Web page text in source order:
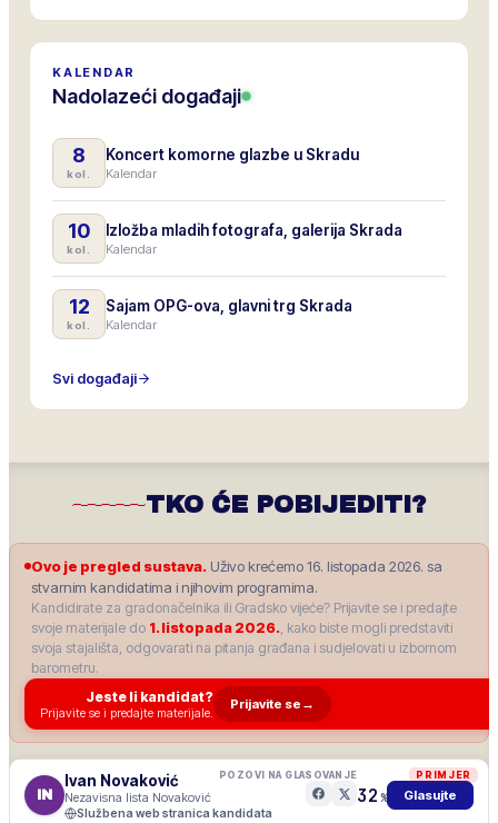
KALENDAR
Nadolazeći događaji
8
kol.
Koncert komorne glazbe u Skradu
Kalendar
10
kol.
Izložba mladih fotografa, galerija Skrada
Kalendar
12
kol.
Sajam OPG-ova, glavni trg Skrada
Kalendar
Svi događaji
TKO ĆE POBIJEDITI?
Ovo je pregled sustava. Uživo krećemo 16. listopada 2026. sa
stvarnim kandidatima i njihovim programima.
Kandidirate za gradonačelnika ili Gradsko vijeće? Prijavite se i predajte
svoje materijale do 1. listopada 2026., kako biste mogli predstaviti
svoja stajališta, odgovarati na pitanja građana i sudjelovati u izbornom
barometru.
Jeste li kandidat?
Prijavite se i predajte materijale.
Prijavite se →
PRIMJER
IN
Ivan Novaković
Nezavisna lista Novaković
POZOVI NA GLASOVANJE
Službena web stranica kandidata
32 % Glasujte